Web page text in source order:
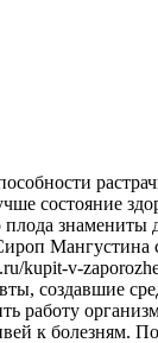
состояние
Мангустина
kupit-v-
создавшие
к болезням.